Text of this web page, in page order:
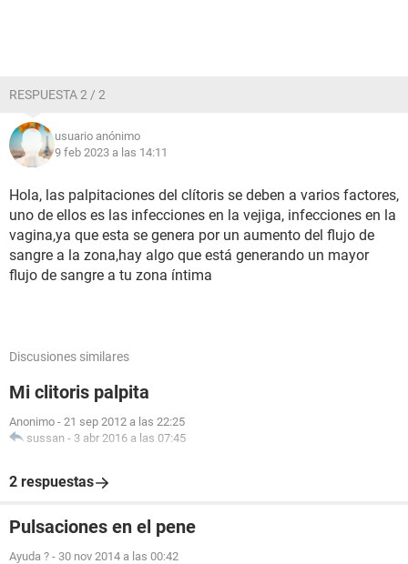
RESPUESTA 2 / 2
usuario anónimo
9 feb 2023 a las 14:11
Hola, las palpitaciones del clítoris se deben a varios factores,
uno de ellos es las infecciones en la vejiga, infecciones en la
vagina,ya que esta se genera por un aumento del flujo de
sangre a la zona,hay algo que está generando un mayor
flujo de sangre a tu zona íntima
Discusiones similares
Mi clitoris palpita
Anonimo - 21 sep 2012 a las 22:25
sussan - 3 abr 2016 a las 07:45
2 respuestas
Pulsaciones en el pene
Ayuda ? - 30 nov 2014 a las 00:42